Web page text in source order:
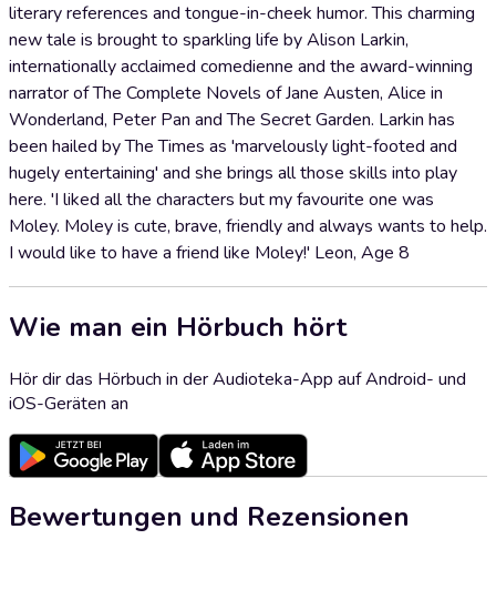
literary references and tongue-in-cheek humor. This charming
new tale is brought to sparkling life by Alison Larkin,
internationally acclaimed comedienne and the award-winning
narrator of The Complete Novels of Jane Austen, Alice in
Wonderland, Peter Pan and The Secret Garden. Larkin has
been hailed by The Times as 'marvelously light-footed and
hugely entertaining' and she brings all those skills into play
here. 'I liked all the characters but my favourite one was
Moley. Moley is cute, brave, friendly and always wants to help.
I would like to have a friend like Moley!' Leon, Age 8
Wie man ein Hörbuch hört
Hör dir das Hörbuch in der Audioteka-App auf Android- und
iOS-Geräten an
Bewertungen und Rezensionen